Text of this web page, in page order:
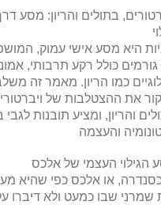
בתולים והריון: מסע
היא מסע אישי עמוק,
כולל רקע תרבותי,
כמו הריון. מאמר זה
את ההצטלבות של
והריון, ומציע תובנות
הגילוי העצמי של אלכס
או אלכס כפי שהיא
שמרני שבו כמעט ולא דיברו